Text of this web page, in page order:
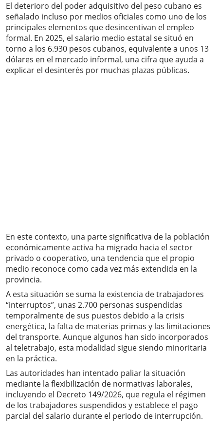
El deterioro del poder adquisitivo del peso cubano es
señalado incluso por medios oficiales como uno de los
principales elementos que desincentivan el empleo
formal. En 2025, el salario medio estatal se situó en
torno a los 6.930 pesos cubanos, equivalente a unos 13
dólares en el mercado informal, una cifra que ayuda a
explicar el desinterés por muchas plazas públicas.
En este contexto, una parte significativa de la población
económicamente activa ha migrado hacia el sector
privado o cooperativo, una tendencia que el propio
medio reconoce como cada vez más extendida en la
provincia.
A esta situación se suma la existencia de trabajadores
“interruptos”, unas 2.700 personas suspendidas
temporalmente de sus puestos debido a la crisis
energética, la falta de materias primas y las limitaciones
del transporte. Aunque algunos han sido incorporados
al teletrabajo, esta modalidad sigue siendo minoritaria
en la práctica.
Las autoridades han intentado paliar la situación
mediante la flexibilización de normativas laborales,
incluyendo el Decreto 149/2026, que regula el régimen
de los trabajadores suspendidos y establece el pago
parcial del salario durante el periodo de interrupción.